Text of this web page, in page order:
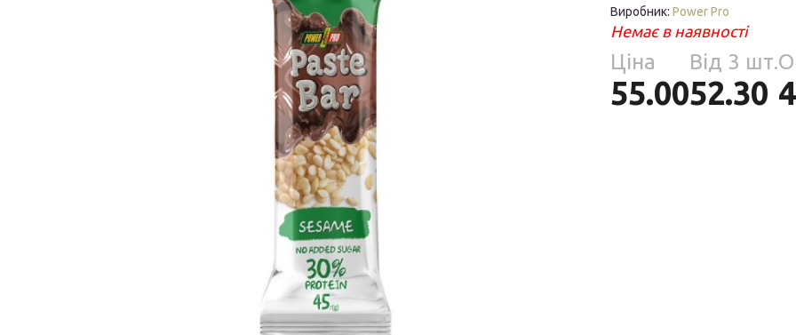
Крупи
Соуси
Консервація
Східна кухня
Снеки та закуски
Харчові
інгредієнти
Рослинна олія
Борошно та
висівки
Подарункові
набори
Виробник: Power Pro
Немає в наявності
Ціна
55.00
Від 3 шт.
52.30